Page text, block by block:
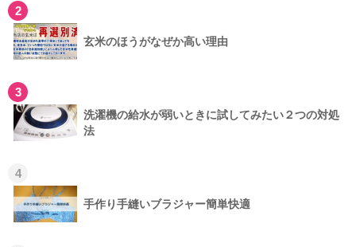
2
玄米のほうがなぜか高い理由
3
洗濯機の給水が弱いときに試してみたい２つの対処
法
4
手作り手縫いブラジャー簡単快適